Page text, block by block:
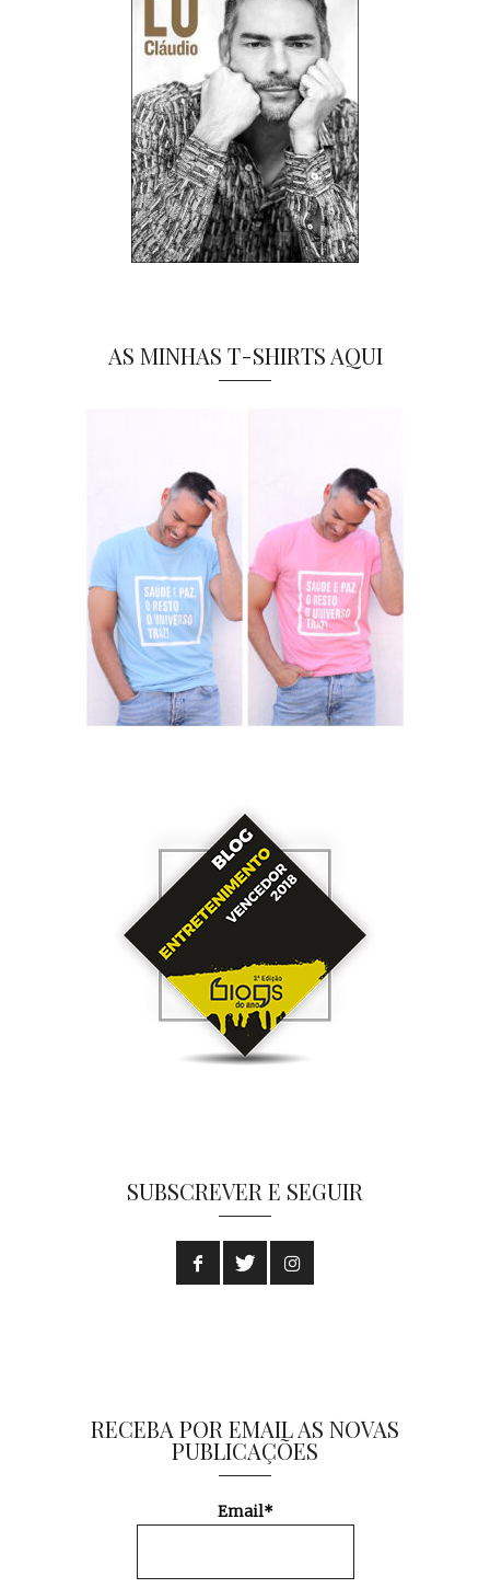
AS MINHAS T-SHIRTS AQUI
SUBSCREVER E SEGUIR
RECEBA POR EMAIL AS NOVAS
PUBLICAÇÕES
Email*